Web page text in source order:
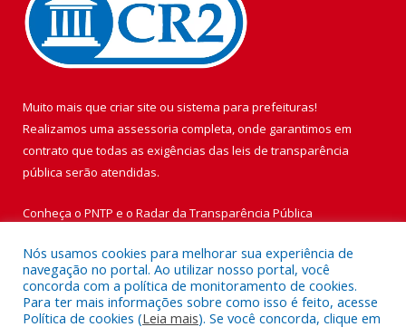
Muito mais que criar site ou sistema para prefeituras!
Realizamos uma assessoria completa, onde garantimos em
contrato que todas as exigências das leis de transparência
pública serão atendidas.
Conheça o PNTP e o Radar da Transparência Pública
Todos os direitos reservados a Prefeitura Municipal de Vigia de
Nós usamos cookies para melhorar sua experiência de
navegação no portal. Ao utilizar nosso portal, você
concorda com a política de monitoramento de cookies.
Para ter mais informações sobre como isso é feito, acesse
Política de cookies (Leia mais). Se você concorda, clique em